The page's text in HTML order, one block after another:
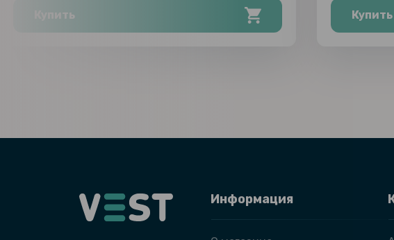
Купить Купить
Информация